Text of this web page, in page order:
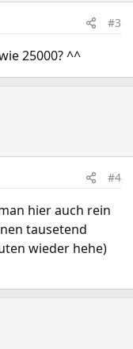
#3
25000? ^^
#4
hier auch rein
tausetend
wieder hehe)